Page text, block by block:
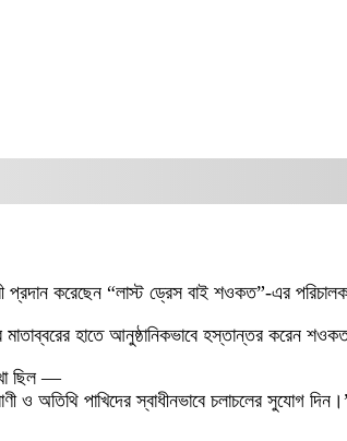
প্রদান করেছেন “লাস্ট ড্রেস বাই শওকত”-এর
মাতাব্বরের হাতে আনুষ্ঠানিকভাবে হস্তান্তর করেন
ছিল —
ও অতিথি পাখিদের স্বাধীনভাবে চলাচলের সুযোগ